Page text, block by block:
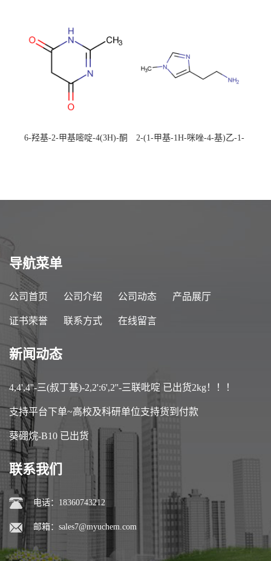
校可先用后付
6-羟基-2-甲基嘧啶-4(3H)-酮
2-(1-甲基-1H-咪唑-4-基)乙-1-
导航菜单
公司首页 公司介绍 公司动态 产品展厅
证书荣誉 联系方式 在线留言
新闻动态
4,4',4''-三(叔丁基)-2,2':6',2''-三联吡啶 已出货2kg！！！
支持平台下单~高校及科研单位支持货到付款
葵硼烷-B10 已出货
联系我们
电话：18360743212
邮箱： sales7@myuchem.com